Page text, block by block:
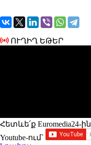
ՈՒՂԻՂ ԵԹԵՐ
Հետևե՛ք Euromedia24-ին
Youtube-ում`